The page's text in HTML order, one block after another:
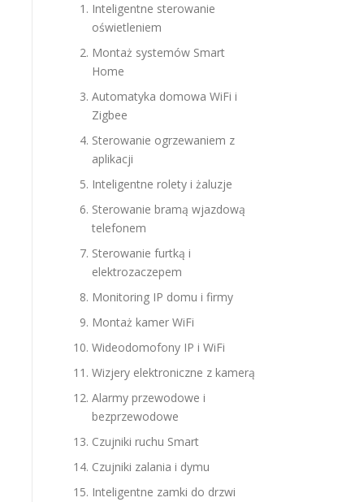
Inteligentne sterowanie
oświetleniem
Montaż systemów Smart
Home
Automatyka domowa WiFi i
Zigbee
Sterowanie ogrzewaniem z
aplikacji
Inteligentne rolety i żaluzje
Sterowanie bramą wjazdową
telefonem
Sterowanie furtką i
elektrozaczepem
Monitoring IP domu i firmy
Montaż kamer WiFi
Wideodomofony IP i WiFi
Wizjery elektroniczne z kamerą
Alarmy przewodowe i
bezprzewodowe
Czujniki ruchu Smart
Czujniki zalania i dymu
Inteligentne zamki do drzwi